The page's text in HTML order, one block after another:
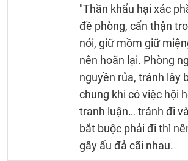
"Thần khẩu hại xác
đề phòng, cẩn thận
nói, giữ mồm giữ
nên hoãn lại. Phòng
nguyền rủa, tránh lây
chung khi có việc hội
tranh luận… tránh đi
bắt buộc phải đi thì
gây ẩu đả cãi nhau.